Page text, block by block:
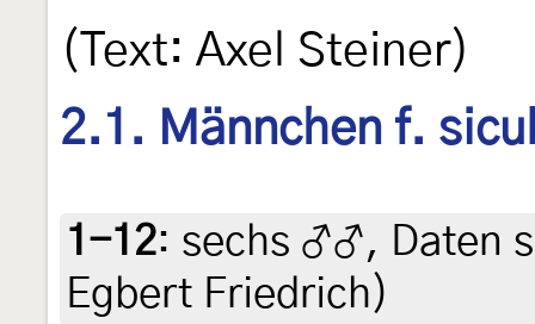
(Text: Axel Steiner)
2.1. Männchen f.
1-12: sechs ♂♂, Daten
Egbert Friedrich)